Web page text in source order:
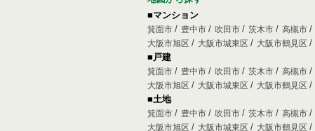
■マンション
箕面市 豊中市 吹田市 茨木市 高槻市
大阪市旭区
大阪市城東区 大阪市鶴見区
■戸建
箕面市 豊中市 吹田市 茨木市 高槻市
大阪市旭区
大阪市城東区 大阪市鶴見区
■土地
箕面市 豊中市 吹田市 茨木市 高槻市
大阪市旭区
大阪市城東区 大阪市鶴見区